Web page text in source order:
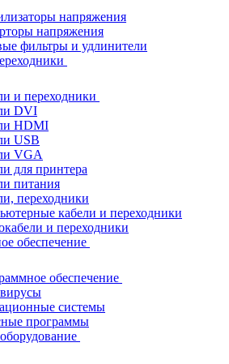
напряжения
напряжения
фильтры и удлинители
и переходники
DVI
HDMI
USB
VGA
для принтера
питания
переходники
кабели и переходники
и переходники
обеспечение
обеспечение
системы
программы